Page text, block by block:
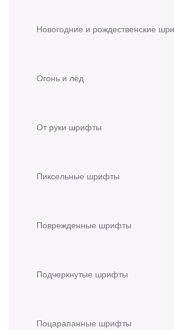
Новогодние и рождественские
Огонь и лёд
От руки шрифты
Пиксельные шрифты
Поврежденные шрифты
Подчеркнутые шрифты
Поцарапанные шрифты